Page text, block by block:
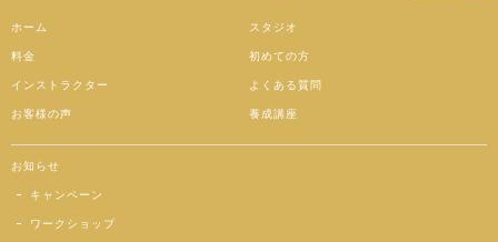
ホーム スタジオ
料金 初めての方
インストラクター よくある質問
お客様の声 養成講座
お知らせ
キャンペーン
ワークショップ